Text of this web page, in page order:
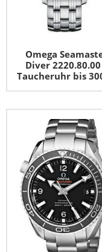
Omega
Diver 2220.80.00
Taucheruhr bis